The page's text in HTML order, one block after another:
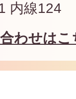
内線124
わせは